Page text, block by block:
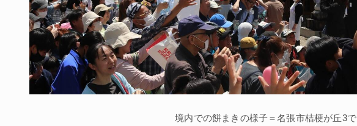
境内での餅まきの様子＝名張市桔梗が丘3で